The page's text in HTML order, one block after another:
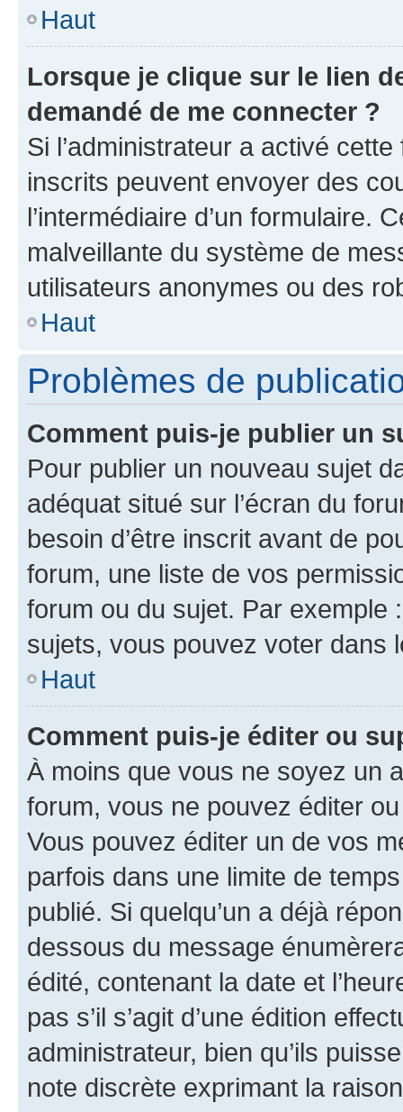
Haut
Lorsque je clique sur le lien
demandé de me connecter ?
Si l’administrateur a activé
inscrits peuvent envoyer des
l’intermédiaire d’un formulaire.
malveillante du système de
utilisateurs anonymes ou des
Haut
Problèmes de
Comment puis-je publier un
Pour publier un nouveau sujet
adéquat situé sur l’écran du
besoin d’être inscrit avant de
forum, une liste de vos
forum ou du sujet. Par exemple
sujets, vous pouvez voter dans
Haut
Comment puis-je éditer ou
À moins que vous ne soyez un
forum, vous ne pouvez éditer
Vous pouvez éditer un de vos
parfois dans une limite de
publié. Si quelqu’un a déjà
dessous du message
édité, contenant la date et
pas s’il s’agit d’une édition
administrateur, bien qu’ils
note discrète exprimant la